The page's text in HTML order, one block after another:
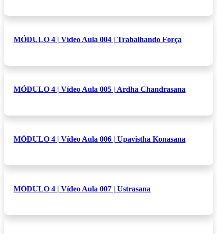
MÓDULO 4 | Vídeo Aula 004 | Trabalhando Força
MÓDULO 4 | Vídeo Aula 005 | Ardha Chandrasana
MÓDULO 4 | Vídeo Aula 006 | Upavistha Konasana
MÓDULO 4 | Vídeo Aula 007 | Ustrasana